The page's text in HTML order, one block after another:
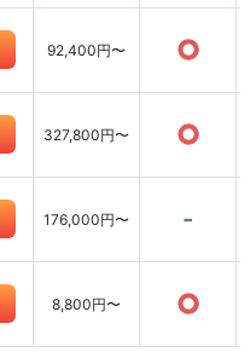
92,400円〜 ○
327,800円〜 ○
176,000円〜 -
8,800円〜 ○